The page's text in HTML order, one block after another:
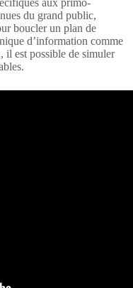
aux primo-
du grand public,
boucler un plan de
d’information comme
il est possible de simuler